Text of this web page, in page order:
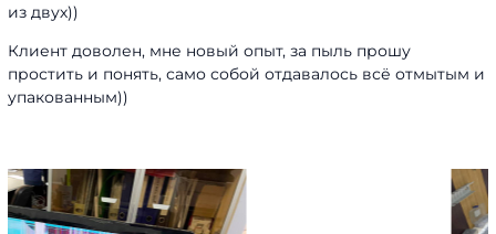
из двух))
Клиент доволен, мне новый опыт, за пыль прошу
простить и понять, само собой отдавалось всё отмытым и
упакованным))